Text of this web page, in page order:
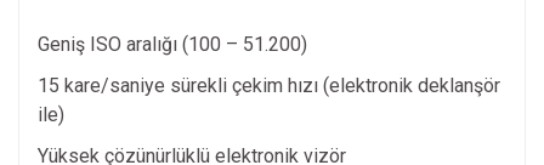
Geniş ISO aralığı (100 – 51.200)
15 kare/saniye sürekli çekim hızı (elektronik deklanşör
ile)
Yüksek çözünürlüklü elektronik vizör